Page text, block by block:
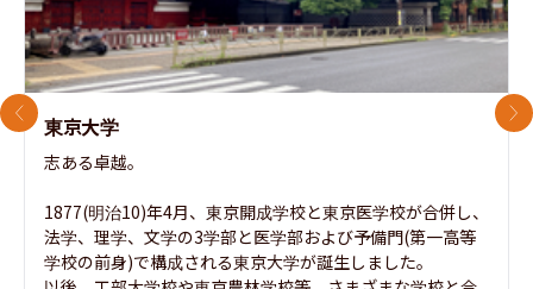
東京大学
志ある卓越。
1877(明治10)年4月、東京開成学校と東京医学校が合併し、
法学、理学、文学の3学部と医学部および予備門(第一高等
学校の前身)で構成される東京大学が誕生しました。
前のスライド 次